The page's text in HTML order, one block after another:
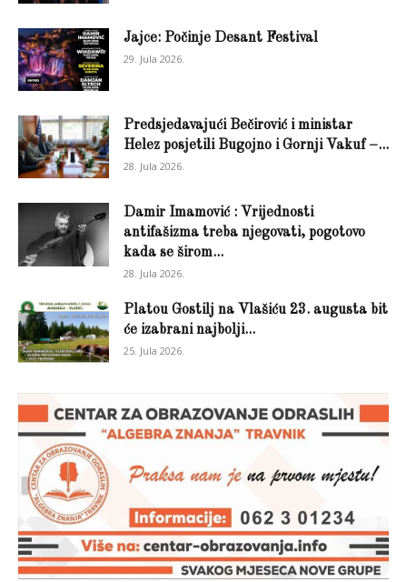
Jajce: Počinje Desant Festival
29. Jula 2026.
Predsjedavajući Bečirović i ministar
Helez posjetili Bugojno i Gornji Vakuf –...
28. Jula 2026.
Damir Imamović : Vrijednosti
antifašizma treba njegovati, pogotovo
kada se širom...
28. Jula 2026.
Platou Gostilj na Vlašiću 23. augusta bit
će izabrani najbolji...
25. Jula 2026.